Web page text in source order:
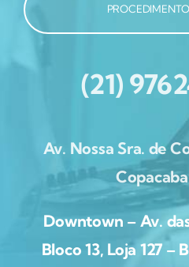
(21)
Av. Nossa Sra. de
Downtown – Av.
Bloco 13, Loja 127 –